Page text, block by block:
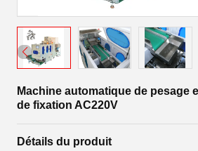
Machine automatique de pesage
de fixation AC220V
Détails du produit